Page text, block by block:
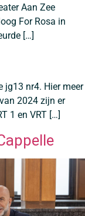
Aan Zee
For Rosa in
[…]
jg13 nr4. Hier meer
van 2024 zijn er
1 en VRT […]